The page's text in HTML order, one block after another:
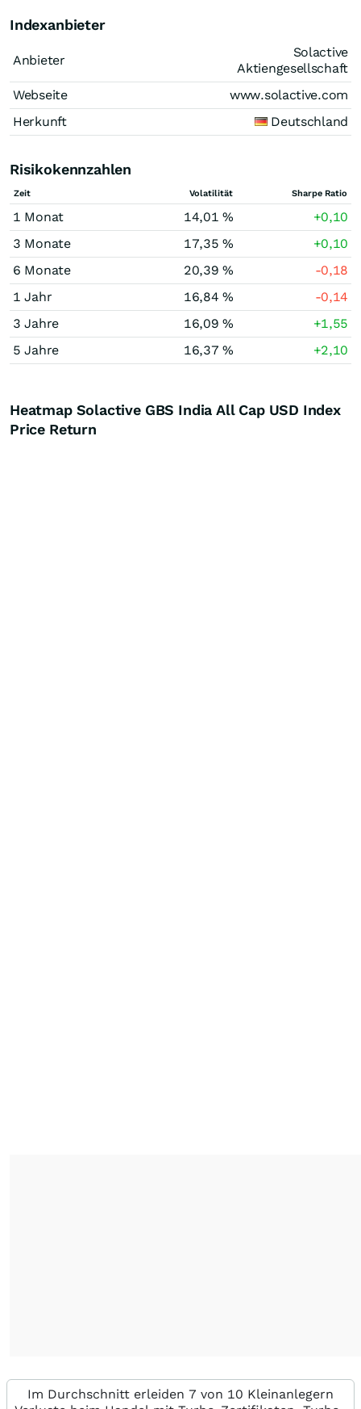
Indexanbieter
Anbieter
Solactive
Aktiengesellschaft
Webseite
www.solactive.com
Herkunft
Deutschland
Risikokennzahlen
Zeit Volatilität Sharpe Ratio
1 Monat 14,01 %
+0,10
3 Monate
17,35 %
+0,10
6 Monate
20,39 %
-0,18
1 Jahr
16,84 %
-0,14
3 Jahre
16,09 %
+1,55
5 Jahre
16,37 % +2,10
Heatmap Solactive GBS India All Cap USD Index
Price Return
Im Durchschnitt erleiden 7 von 10 Kleinanlegern